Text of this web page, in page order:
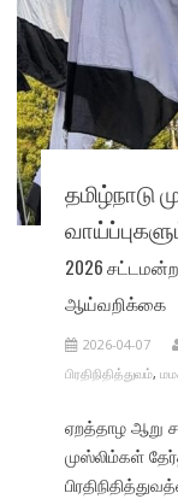
தமிழ்நாடு
2026
ஆய்வறிக்கை
2026-04-07
பிரதிநிதித்துவம்,
ஏறத்தாழ ஆறு
முஸ்லிம்கள்